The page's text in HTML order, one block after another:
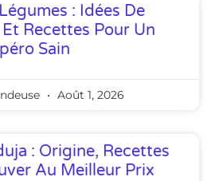
: Idées De
Recettes Pour Un
Sain
Août 1, 2026
: Origine, Recettes
Au Meilleur Prix